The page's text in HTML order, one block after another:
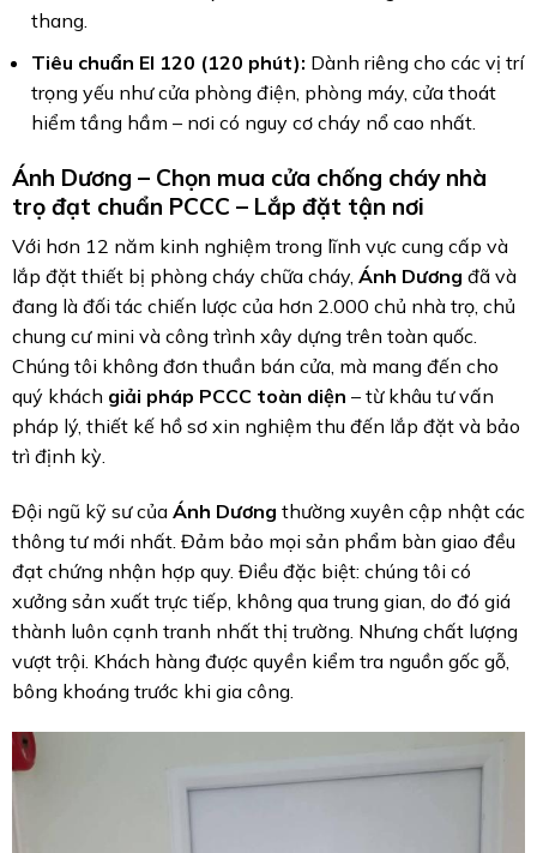
thang.
Tiêu chuẩn EI 120 (120 phút): Dành riêng cho các vị trí
trọng yếu như cửa phòng điện, phòng máy, cửa thoát
hiểm tầng hầm – nơi có nguy cơ cháy nổ cao nhất.
Ánh Dương – Chọn mua cửa chống cháy nhà
trọ đạt chuẩn PCCC – Lắp đặt tận nơi
Với hơn 12 năm kinh nghiệm trong lĩnh vực cung cấp và
lắp đặt thiết bị phòng cháy chữa cháy, Ánh Dương đã và
đang là đối tác chiến lược của hơn 2.000 chủ nhà trọ, chủ
chung cư mini và công trình xây dựng trên toàn quốc.
Chúng tôi không đơn thuần bán cửa, mà mang đến cho
quý khách giải pháp PCCC toàn diện – từ khâu tư vấn
pháp lý, thiết kế hồ sơ xin nghiệm thu đến lắp đặt và bảo
trì định kỳ.
Đội ngũ kỹ sư của Ánh Dương thường xuyên cập nhật các
thông tư mới nhất. Đảm bảo mọi sản phẩm bàn giao đều
đạt chứng nhận hợp quy. Điều đặc biệt: chúng tôi có
xưởng sản xuất trực tiếp, không qua trung gian, do đó giá
thành luôn cạnh tranh nhất thị trường. Nhưng chất lượng
vượt trội. Khách hàng được quyền kiểm tra nguồn gốc gỗ,
bông khoáng trước khi gia công.